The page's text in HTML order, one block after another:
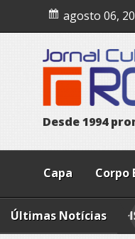
content
agosto 06,
Desde1994 pro
Capa Corpo
Últimas Notícias
FLY FISHING